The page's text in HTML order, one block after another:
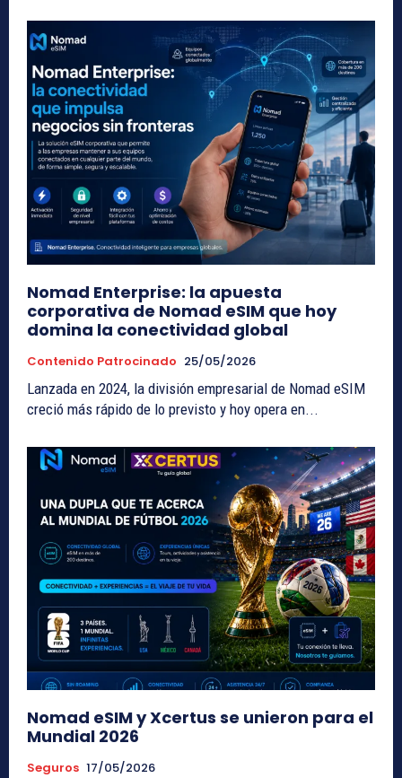
Nomad Enterprise: la apuesta
corporativa de Nomad eSIM que hoy
domina la conectividad global
Contenido Patrocinado 25/05/2026
Lanzada en 2024, la división empresarial de Nomad eSIM
creció más rápido de lo previsto y hoy opera en...
Nomad eSIM y Xcertus se unieron para el
Mundial 2026
Seguros 17/05/2026